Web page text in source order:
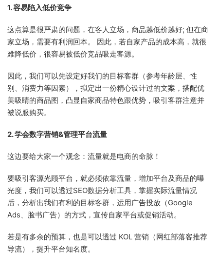
1. 容易陷入低价竞争
这点算是很严肃的问题，在客人立场，商品越低价越好; 但在商
家立场，需要有利润回本。 因此，若自家产品的成本高，就很
难降低价，很容易被低价竞品吸走客源。
因此，我们可以先设定好我们的目标客群（参考年龄层、性
别、消费力等因素），拟定出一份精心设计过的文案，搭配优
美吸睛的商品图，凸显自家商品特色跟优势，吸引客群注意并
被说服购买。
2. 学会数字营销&管理平台流量
这边要给大家一个观念：流量就是电商的命脉！
要吸引客源光顾平台，就必须依靠流量，增加平台及商品的曝
光度，我们可以透过SEO数据分析工具，掌握实际流量情况
后，分析出我们有利的目标客群，运用广告投放（Google
Ads、脸书广告）的方式，宣传自家平台或促销活动。
若是有多余的预算，也是可以透过 KOL 营销（网红部落客推荐
导流），提升平台知名度。